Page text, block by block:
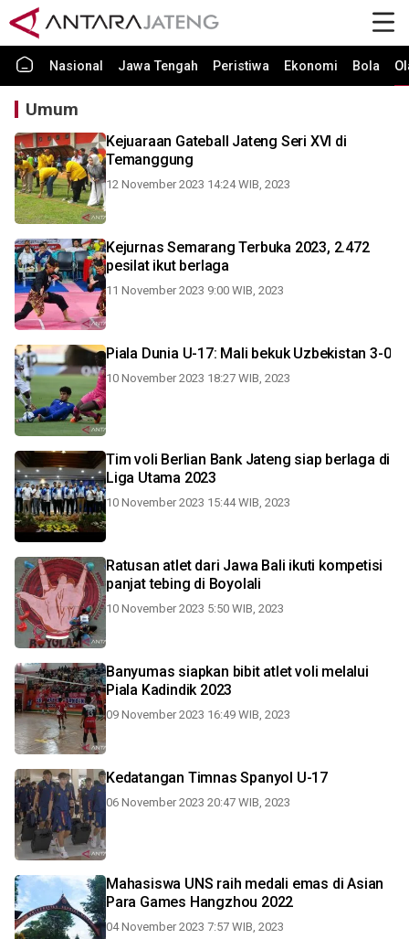
Nasional Jawa Tengah Peristiwa Ekonomi Bola
Umum
Kejuaraan Gateball Jateng Seri XVI di
Temanggung
12 November 2023 14:24 WIB, 2023
Kejurnas Semarang Terbuka 2023, 2.472
pesilat ikut berlaga
11 November 2023 9:00 WIB, 2023
Piala Dunia U-17: Mali bekuk Uzbekistan 3-0
10 November 2023 18:27 WIB, 2023
Tim voli Berlian Bank Jateng siap berlaga di
Liga Utama 2023
10 November 2023 15:44 WIB, 2023
Ratusan atlet dari Jawa Bali ikuti kompetisi
panjat tebing di Boyolali
10 November 2023 5:50 WIB, 2023
Banyumas siapkan bibit atlet voli melalui
Piala Kadindik 2023
09 November 2023 16:49 WIB, 2023
Kedatangan Timnas Spanyol U-17
06 November 2023 20:47 WIB, 2023
Mahasiswa UNS raih medali emas di Asian
Para Games Hangzhou 2022
04 November 2023 7:57 WIB, 2023